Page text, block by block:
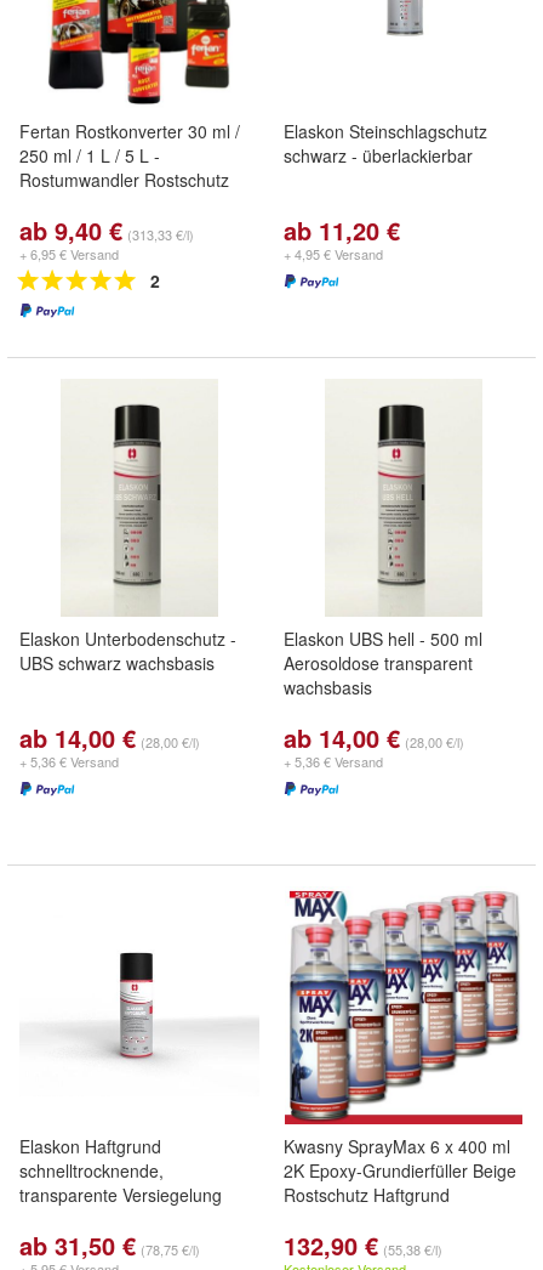
Fertan Rostkonverter 30 ml /
250 ml / 1 L / 5 L -
Rostumwandler Rostschutz
ab 9,40 € (313,33 €/l)
+ 6,95 € Versand
2
Elaskon Steinschlagschutz
schwarz - überlackierbar
ab 11,20 €
+ 4,95 € Versand
Elaskon Unterbodenschutz -
UBS schwarz wachsbasis
ab 14,00 € (28,00 €/l)
+ 5,36 € Versand
Elaskon UBS hell - 500 ml
Aerosoldose transparent
wachsbasis
ab 14,00 € (28,00 €/l)
+ 5,36 € Versand
Elaskon Haftgrund
schnelltrocknende,
transparente Versiegelung
ab 31,50 € (78,75 €/l)
Kwasny SprayMax 6 x 400 ml
2K Epoxy-Grundierfüller Beige
Rostschutz Haftgrund
132,90 € (55,38 €/l)